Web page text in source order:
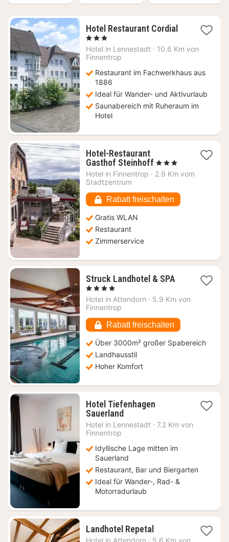
Hotel Restaurant Cordial1
ab
, 3 Sterne
Hotel in Lennestadt · 10.6 Km von
Finnentrop
Restaurant im Fachwerkhaus aus
1886
Ideal für Wander- und Aktivurlaub
Saunabereich mit Ruheraum im
Hotel
Hotel-Restaurant
Gasthof Steinhoff 1
Nacht
€
, 3 Sterne
Hotel in Finnentrop · 2.9 Km vom
Stadtzentrum
Rabatt freischalten
Gratis WLAN
Restaurant
Zimmerservice
Struck Landhotel & SPA1
ab
, 4 Sterne
Hotel in Attendorn · 5.9 Km von
Finnentrop
Rabatt freischalten
Über 3000m² großer Spabereich
Landhausstil
Hoher Komfort
Hotel Tiefenhagen
Sauerland1
Nacht
€
Hotel in Lennestadt · 7.2 Km von
Finnentrop
Idyllische Lage mitten im
Sauerland
Restaurant, Bar und Biergarten
Ideal für Wander-, Rad- &
Motorradurlaub
Landhotel Repetal1
Nacht
Hotel in Attendorn · 5.6 Km von